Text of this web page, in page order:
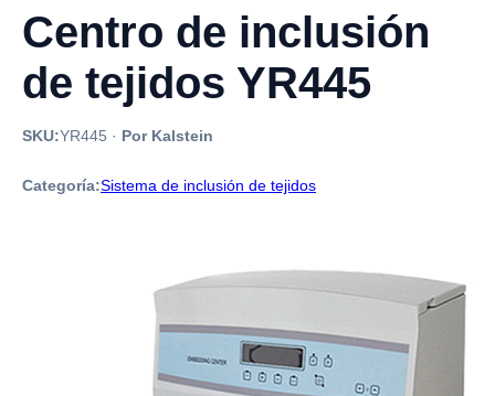
Centro de inclusión
de tejidos YR445
SKU:YR445 · Por Kalstein
Categoría:Sistema de inclusión de tejidos